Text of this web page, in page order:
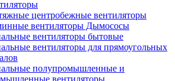
центробежные вентиляторы
вентиляторы Дымососы
вентиляторы бытовые
вентиляторы для прямоугольных
полупромышленные и
вентиляторы